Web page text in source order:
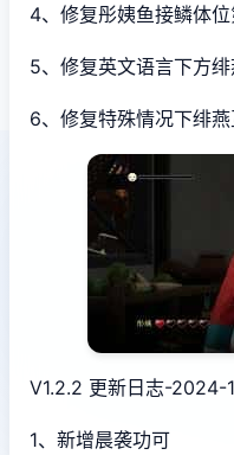
4、修复彤姨鱼接鳞体
5、修复英文语言下方
6、修复特殊情况下绯
V1.2.2 更新日志-2024-
1、新增晨袭功可